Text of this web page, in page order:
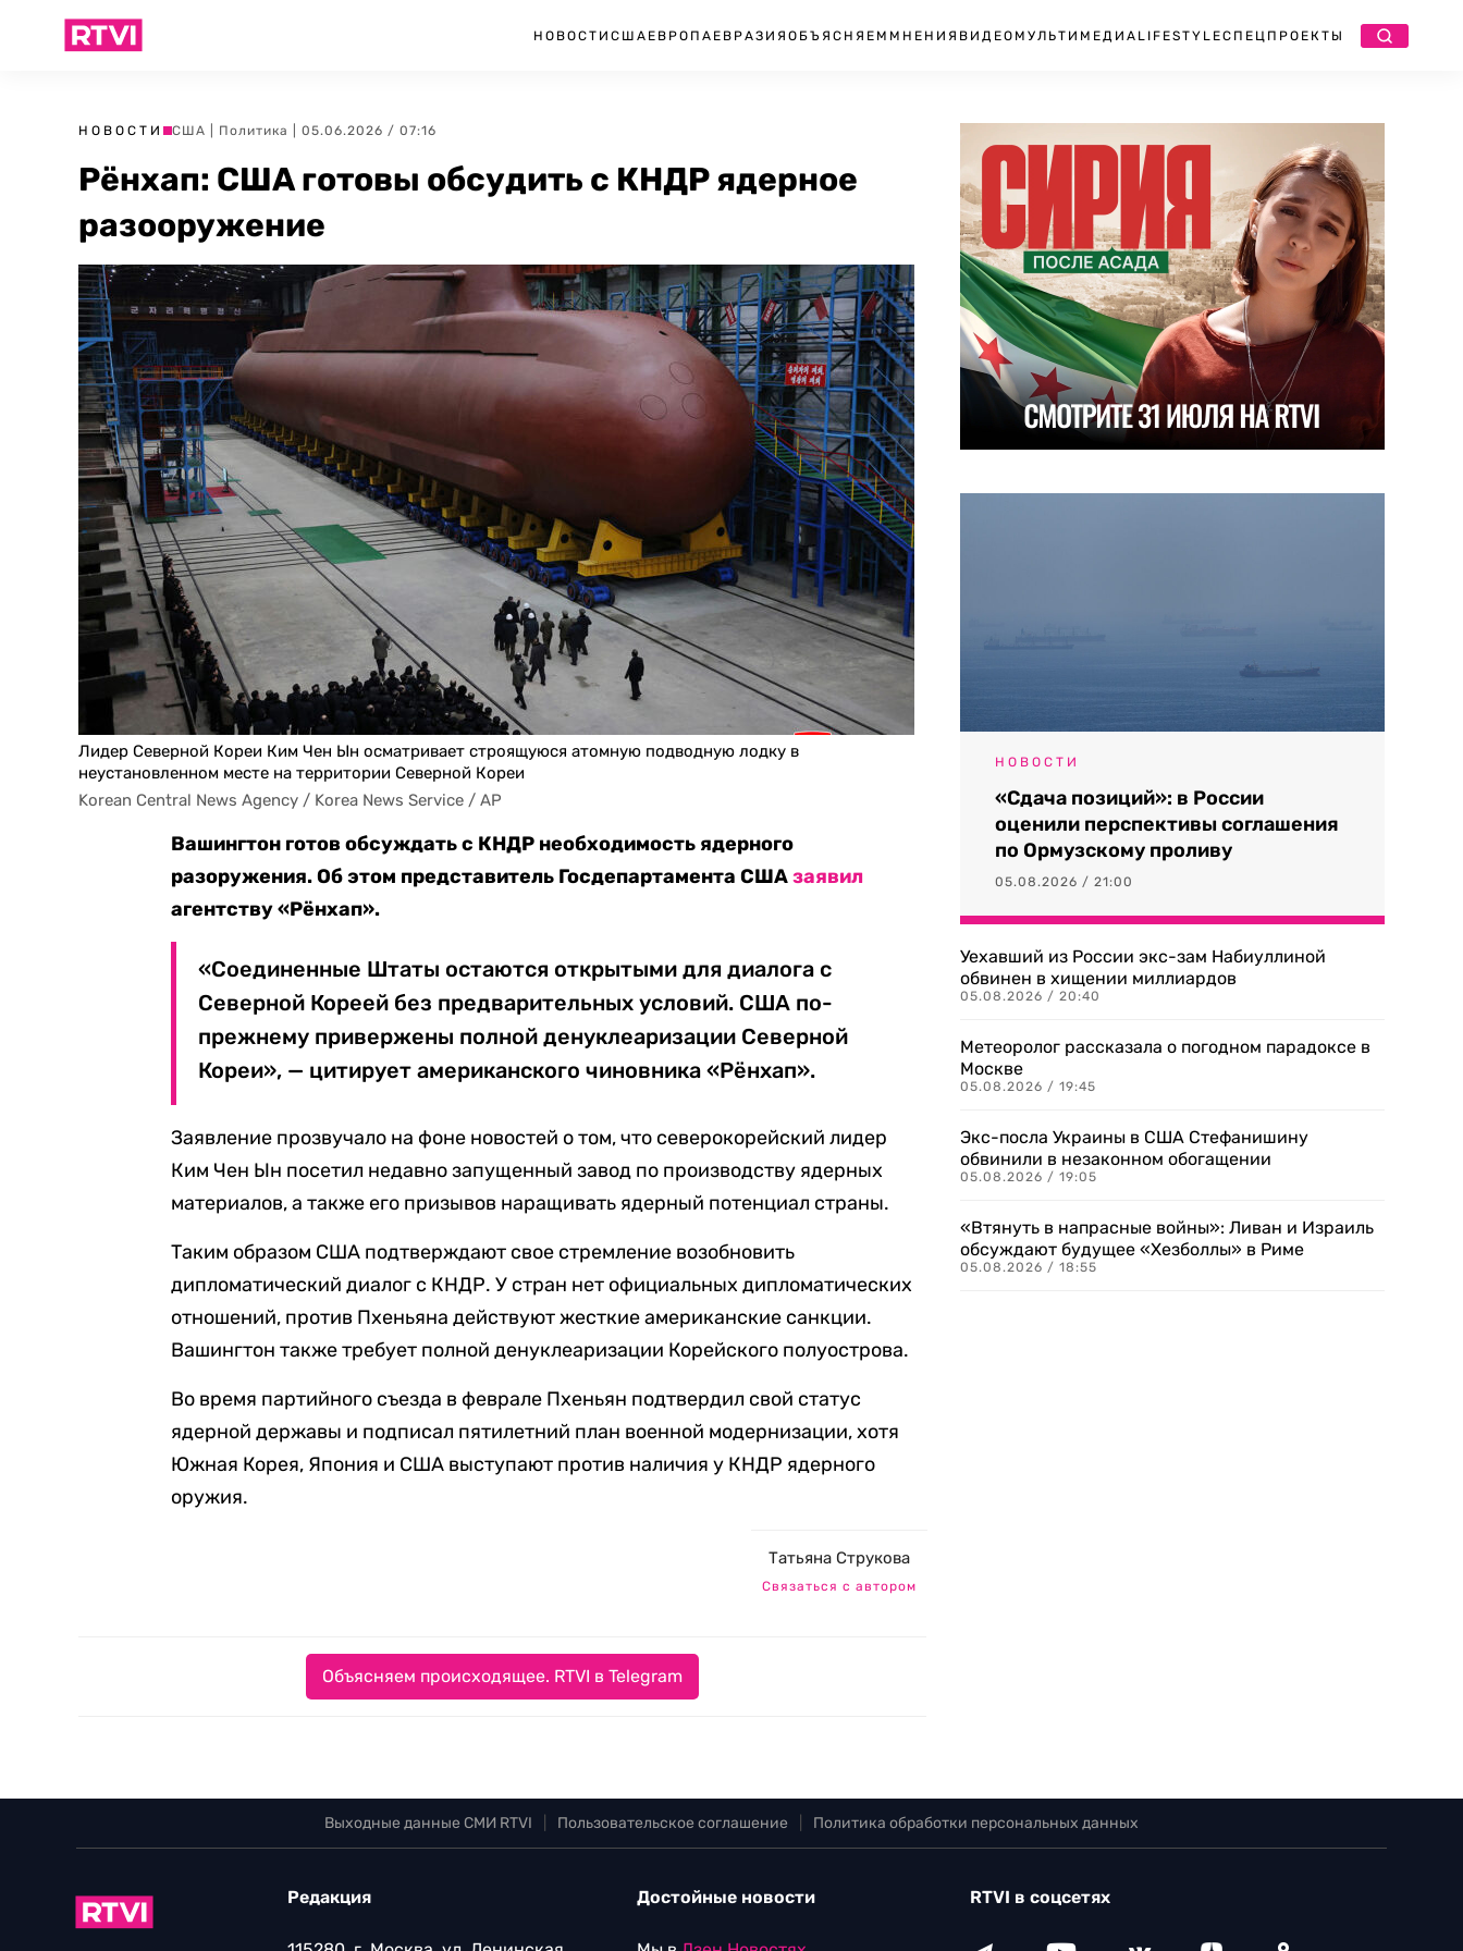
НОВОСТИ США ЕВРОПА ЕВРАЗИЯ ОБЪЯСНЯЕМ МНЕНИЯ ВИДЕО МУЛЬТИМЕДИА LIFESTYLEСПЕЦПРОЕКТЫ
НОВОСТИ США Политика | 05.06.2026 / 07:16
Рёнхап: США готовы обсудить с КНДР ядерное
разооружение
Лидер Северной Кореи Ким Чен Ын осматривает строящуюся атомную подводную лодку в
неустановленном месте на территории Северной Кореи
Korean Central News Agency / Korea News Service / AP
Вашингтон готов обсуждать с КНДР необходимость ядерного
разоружения. Об этом представитель Госдепартамента СШАзаявил
агентству «Рёнхап».
«Соединенные Штаты остаются открытыми для диалога с
Северной Кореей без предварительных условий. США по-
прежнему привержены полной денуклеаризации Северной
Кореи», — цитирует американского чиновника «Рёнхап».
Заявление прозвучало на фоне новостей о том, что северокорейский лидер
Ким Чен Ын посетил недавно запущенный завод по производству ядерных
материалов, а также его призывов наращивать ядерный потенциал страны.
Таким образом США подтверждают свое стремление возобновить
дипломатический диалог с КНДР. У стран нет официальных дипломатических
отношений, против Пхеньяна действуют жесткие американские санкции.
Вашингтон также требует полной денуклеаризации Корейского полуострова.
Во время партийного съезда в феврале Пхеньян подтвердил свой статус
ядерной державы и подписал пятилетний план военной модернизации, хотя
Южная Корея, Япония и США выступают против наличия у КНДР ядерного
оружия.
Татьяна Струкова
Связаться с автором
Объясняем происходящее. RTVI в Telegram
НОВОСТИ
«Сдача позиций»: в России
оценили перспективы соглашения
по Ормузскому проливу
05.08.2026 / 21:00
Уехавший из России экс-зам Набиуллиной
обвинен в хищении миллиардов
05.08.2026 / 20:40
Метеоролог рассказала о погодном парадоксе в
Москве
05.08.2026 / 19:45
Экс-посла Украины в США Стефанишину
обвинили в незаконном обогащении
05.08.2026 / 19:05
«Втянуть в напрасные войны»: Ливан и Израиль
обсуждают будущее «Хезболлы» в Риме
05.08.2026 / 18:55
Выходные данные СМИ RTVI Пользовательское соглашение Политика обработки персональных данных
Редакция Достойные новости RTVI в соцсетях